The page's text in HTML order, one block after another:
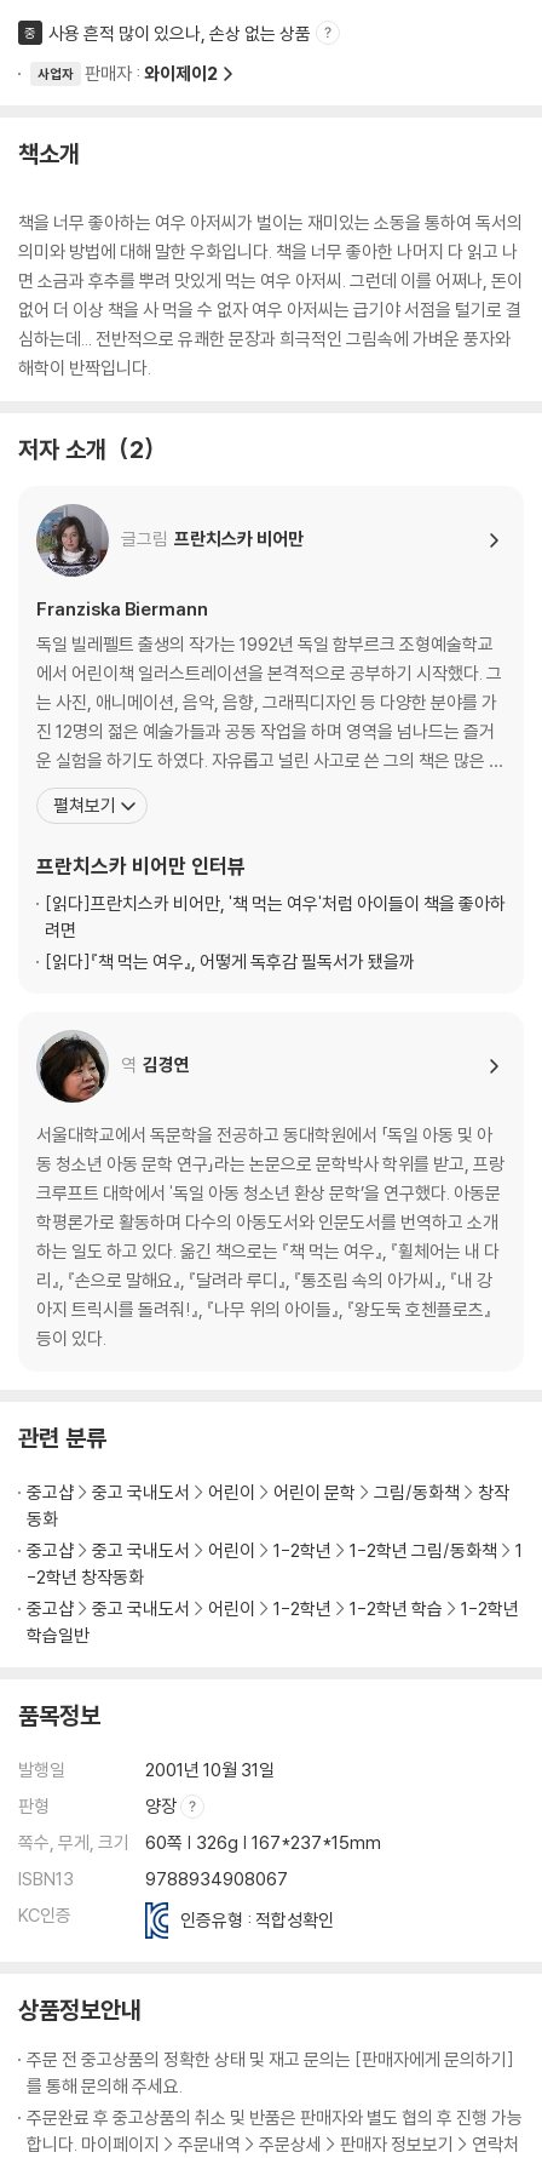
중 사용 흔적 많이 있으나, 손상 없는 상품
사업자 판매자 : 와이제이2
책소개
책을 너무 좋아하는 여우 아저씨가 벌이는 재미있는 소동을 통하여 독서의
의미와 방법에 대해 말한 우화입니다. 책을 너무 좋아한 나머지 다 읽고 나
면 소금과 후추를 뿌려 맛있게 먹는 여우 아저씨. 그런데 이를 어쩌나, 돈이
없어 더 이상 책을 사 먹을 수 없자 여우 아저씨는 급기야 서점을 털기로 결
심하는데... 전반적으로 유쾌한 문장과 희극적인 그림속에 가벼운 풍자와
해학이 반짝입니다.
저자 소개 2
글그림 프란치스카 비어만
Franziska Biermann
독일 빌레펠트 출생의 작가는 1992년 독일 함부르크 조형예술학교
에서 어린이책 일러스트레이션을 본격적으로 공부하기 시작했다. 그
는 사진, 애니메이션, 음악, 음향, 그래픽디자인 등 다양한 분야를 가
진 12명의 젊은 예술가들과 공동 작업을 하며 영역을 넘나드는 즐거
운 실험을 하기도 하였다. 자유롭고 널린 사고로 쓴 그의 책은 많은 어
린이들에게 인기가 있다. 그녀가 출간한 ‘책 먹는 여우’는 최근 한국에
서 100쇄를 돌파했다. 지금까지 35만명 어린이 독자들이 이 책을 만
미있는 소동을 통하여 독서의 의미와 방법
펼쳐보기
프란치스카 비어만 인터뷰
[읽다]프란치스카 비어만, '책 먹는 여우'처럼 아이들이 책을 좋아하
려면
[읽다]『책 먹는 여우』, 어떻게 독후감 필독서가 됐을까
역 김경연
서울대학교에서 독문학을 전공하고 동대학원에서 「독일 아동 및 아
동 청소년 아동 문학 연구」라는 논문으로 문학박사 학위를 받고, 프랑
크루프트 대학에서 '독일 아동 청소년 환상 문학’을 연구했다. 아동문
학평론가로 활동하며 다수의 아동도서와 인문도서를 번역하고 소개
하는 일도 하고 있다. 옮긴 책으로는 『책 먹는 여우』, 『휠체어는 내 다
리』, 『손으로 말해요』, 『달려라 루디』, 『통조림 속의 아가씨』, 『내 강
아지 트릭시를 돌려줘!』, 『나무 위의 아이들』, 『왕도둑 호첸플로츠』
등이 있다.
관련 분류
중고샵 중고 국내도서 어린이 어린이 문학 그림/동화책
창작
동화
중고샵
중고 국내도서 어린이 1-2학년 1-2학년 그림/동화책
1
-2학년 창작동화
중고샵
중고 국내도서 어린이 1-2학년 1-2학년 학습
1-2학년
학습일반
품목정보
발행일
2001년 10월 31일
판형
양장
쪽수, 무게, 크기
60쪽 | 326g | 167*237*15mm
ISBN13
9788934908067
KC인증
인증유형 : 적합성확인
상품정보안내
주문 전 중고상품의 정확한 상태 및 재고 문의는 [판매자에게 문의하기]
를 통해 문의해 주세요.
주문완료 후 중고상품의 취소 및 반품은 판매자와 별도 협의 후 진행 가능
합니다. 마이페이지 > 주문내역 > 주문상세 > 판매자 정보보기 > 연락처